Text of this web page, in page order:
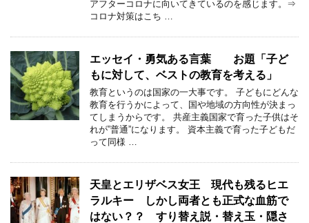
アフターコロナに向いてきているのを感じます。⇒
コロナ対策はこち …
エッセイ・勇気ある言葉 お題「子ど
もに対して、ベストの教育を考える」
教育というのは国家の一大事です。 子どもにどんな
教育を行うかによって、国や地域の方向性が決まっ
てしまうからです。 共産主義国家で育った子供はそ
れが”普通”になります。 資本主義で育った子どもだ
って同様 …
天皇とエリザベス女王 現代も残るヒエ
ラルキー しかし両者とも正式な血筋で
はない？？ すり替え説・替え玉・隠さ